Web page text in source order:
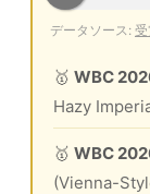
データソース:
🥇 WBC
Hazy
🥇 WBC
(Vienna-